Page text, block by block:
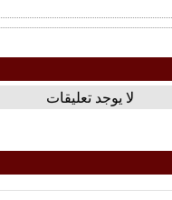
لا يوجد تعليقات